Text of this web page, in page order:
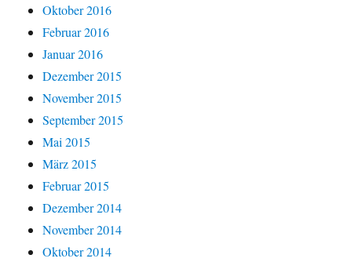
Oktober 2016
Februar 2016
Januar 2016
Dezember 2015
November 2015
September 2015
Mai 2015
März 2015
Februar 2015
Dezember 2014
November 2014
Oktober 2014